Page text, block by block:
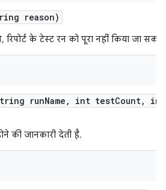
reason)
के टेस्ट रन को पूरा नहीं किया जा सका.
runName , int testCount,
int
की जानकारी देती है.